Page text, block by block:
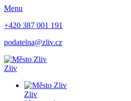
Menu
+420 387 001 191
podatelna@zliv.cz
Zliv
Zliv